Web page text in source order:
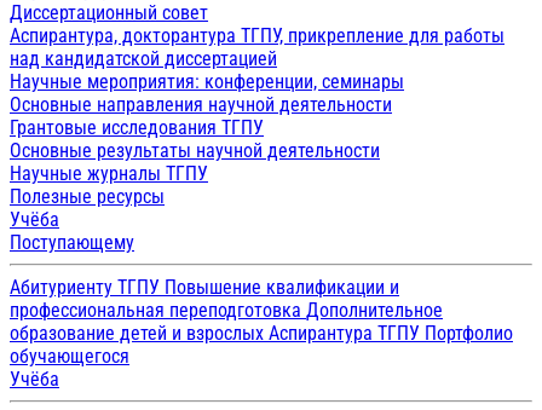
Диссертационный совет
Аспирантура, докторантура ТГПУ, прикрепление для работы
над кандидатской диссертацией
Научные мероприятия: конференции, семинары
Основные направления научной деятельности
Грантовые исследования ТГПУ
Основные результаты научной деятельности
Научные журналы ТГПУ
Полезные ресурсы
Учёба
Поступающему
Абитуриенту ТГПУ Повышение квалификации и
профессиональная переподготовка Дополнительное
образование детей и взрослых Аспирантура ТГПУ Портфолио
обучающегося
Учёба